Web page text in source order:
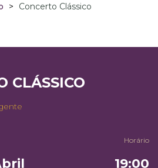
> Concerto Clássico
CLÁSSICO
Horário
19:00